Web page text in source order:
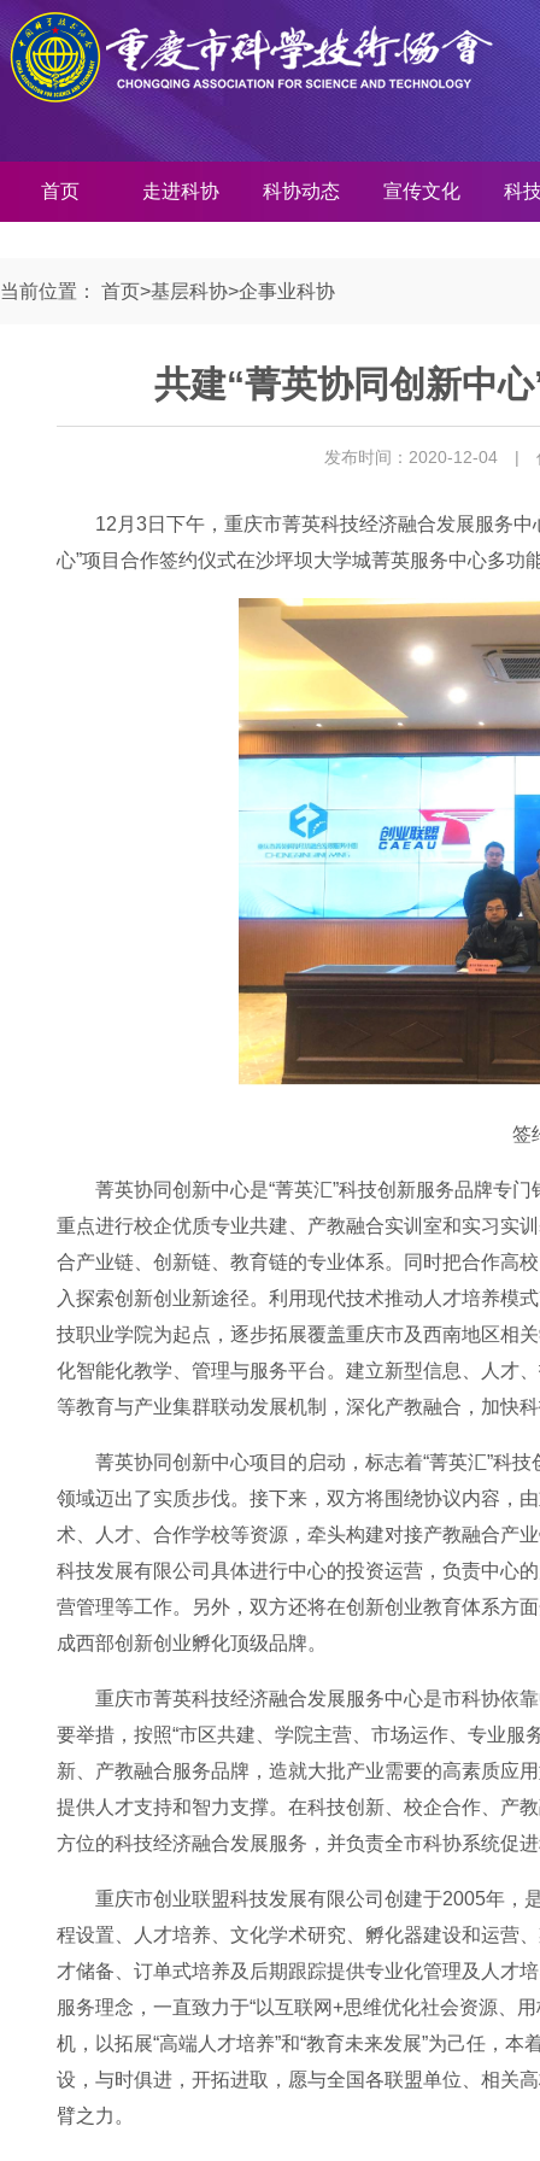
首页 走进科协 科协动态 宣传文化 科
当前位置： 首页>基层科协>企事业科协
共建“菁英协同创新中
发布时间：2020-12-04 |
12月3日下午，重庆市菁英科技经济融合发展服务
心”项目合作签约仪式在沙坪坝大学城菁英服务中心多功
签
菁英协同创新中心是“菁英汇”科技创新服务品牌专
重点进行校企优质专业共建、产教融合实训室和实习实
合产业链、创新链、教育链的专业体系。同时把合作高
入探索创新创业新途径。利用现代技术推动人才培养模
技职业学院为起点，逐步拓展覆盖重庆市及西南地区相
化智能化教学、管理与服务平台。建立新型信息、人才
等教育与产业集群联动发展机制，深化产教融合，加快
菁英协同创新中心项目的启动，标志着“菁英汇”科
领域迈出了实质步伐。接下来，双方将围绕协议内容，
术、人才、合作学校等资源，牵头构建对接产教融合产
科技发展有限公司具体进行中心的投资运营，负责中心
营管理等工作。另外，双方还将在创新创业教育体系方
成西部创新创业孵化顶级品牌。
重庆市菁英科技经济融合发展服务中心是市科协依
要举措，按照“市区共建、学院主营、市场运作、专业服
新、产教融合服务品牌，造就大批产业需要的高素质应
提供人才支持和智力支撑。在科技创新、校企合作、产
方位的科技经济融合发展服务，并负责全市科协系统促
重庆市创业联盟科技发展有限公司创建于2005年，
程设置、人才培养、文化学术研究、孵化器建设和运营
才储备、订单式培养及后期跟踪提供专业化管理及人才
服务理念，一直致力于“以互联网+思维优化社会资源、
机，以拓展“高端人才培养”和“教育未来发展”为己任，
设，与时俱进，开拓进取，愿与全国各联盟单位、相关
臂之力。